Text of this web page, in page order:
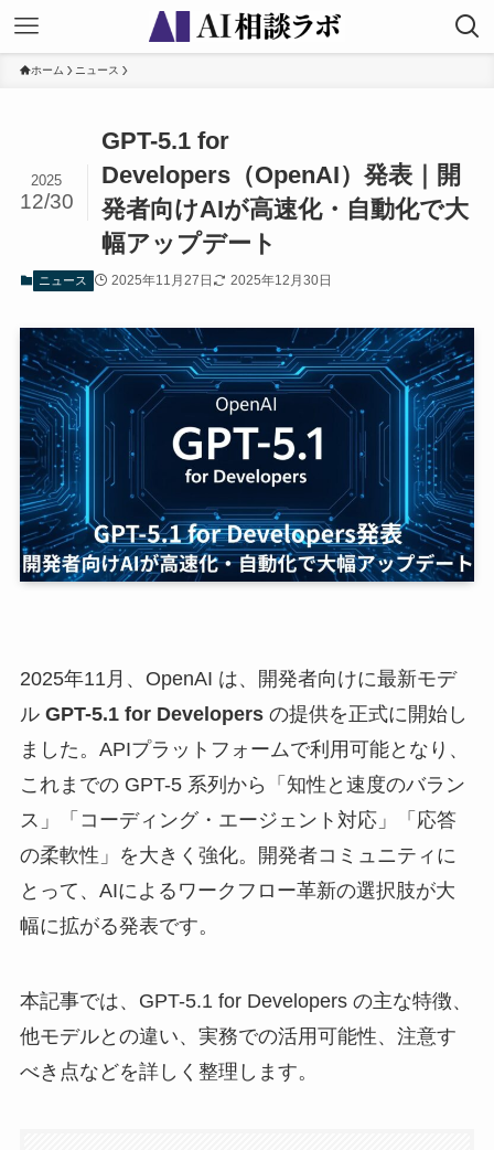
ホーム ニュース
GPT-5.1 for
Developers（OpenAI）発表｜開
発者向けAIが高速化・自動化で大
幅アップデート
2025
12/30
ニュース 2025年11月27日 2025年12月30日
2025年11月、OpenAI は、開発者向けに最新モデ
ル GPT-5.1 for Developersの提供を正式に開始し
ました。APIプラットフォームで利用可能となり、
これまでの GPT-5 系列から「知性と速度のバラン
ス」「コーディング・エージェント対応」「応答
の柔軟性」を大きく強化。開発者コミュニティに
とって、AIによるワークフロー革新の選択肢が大
幅に拡がる発表です。
本記事では、GPT-5.1 for Developers の主な特徴、
他モデルとの違い、実務での活用可能性、注意す
べき点などを詳しく整理します。